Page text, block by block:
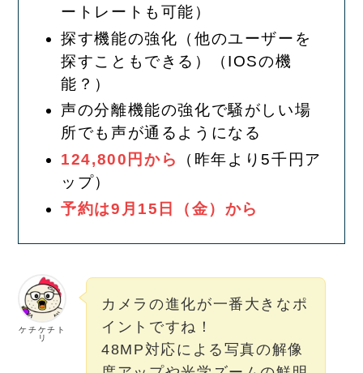
ートレートも可能）
探す機能の強化（他のユーザーを
探すこともできる）（IOSの機
能？）
声の分離機能の強化で騒がしい場
所でも声が通るようになる
124,800円から
（昨年より5千円ア
ップ）
予約は9月15日（金）から
ケチケチト
リ
カメラの進化が一番大きなポ
イントですね！
48MP対応による写真の解像